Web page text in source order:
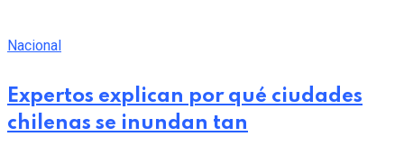
Nacional
Expertos explican por qué ciudades
chilenas se inundan tan